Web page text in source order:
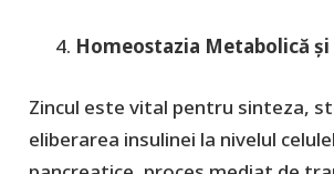
Homeostazia Metabolică și
​Zincul este vital pentru sinteza,
eliberarea insulinei la nivelul